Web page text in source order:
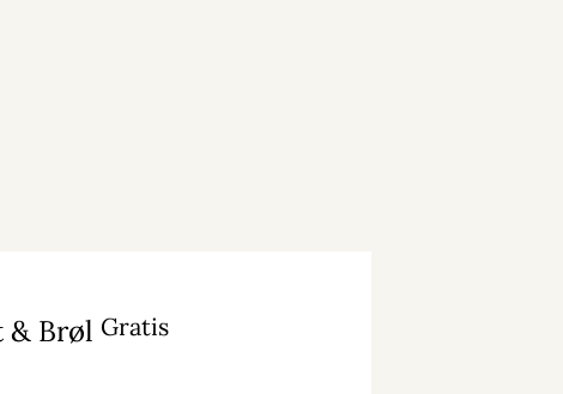
& Brøl Gratis